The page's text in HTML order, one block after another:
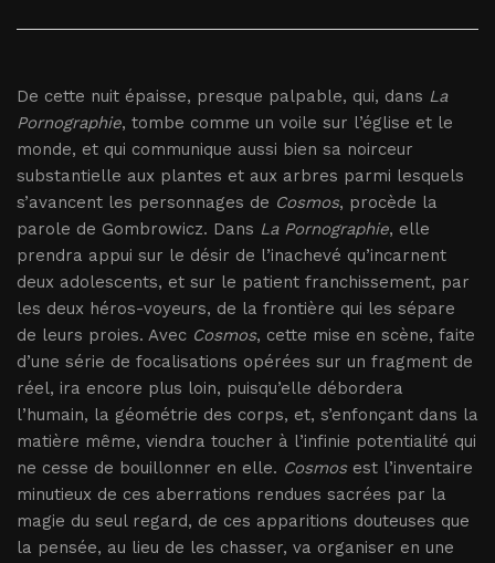
De cette nuit épaisse, presque palpable, qui, dans La
Pornographie, tombe comme un voile sur l’église et le
monde, et qui communique aussi bien sa noirceur
substantielle aux plantes et aux arbres parmi lesquels
s’avancent les personnages de Cosmos, procède la
parole de Gombrowicz. Dans La Pornographie, elle
prendra appui sur le désir de l’inachevé qu’incarnent
deux adolescents, et sur le patient franchissement, par
les deux héros-voyeurs, de la frontière qui les sépare
de leurs proies. Avec Cosmos, cette mise en scène, faite
d’une série de focalisations opérées sur un fragment de
réel, ira encore plus loin, puisqu’elle débordera
l’humain, la géométrie des corps, et, s’enfonçant dans la
matière même, viendra toucher à l’infinie potentialité qui
ne cesse de bouillonner en elle. Cosmosest l’inventaire
minutieux de ces aberrations rendues sacrées par la
magie du seul regard, de ces apparitions douteuses que
la pensée, au lieu de les chasser, va organiser en une